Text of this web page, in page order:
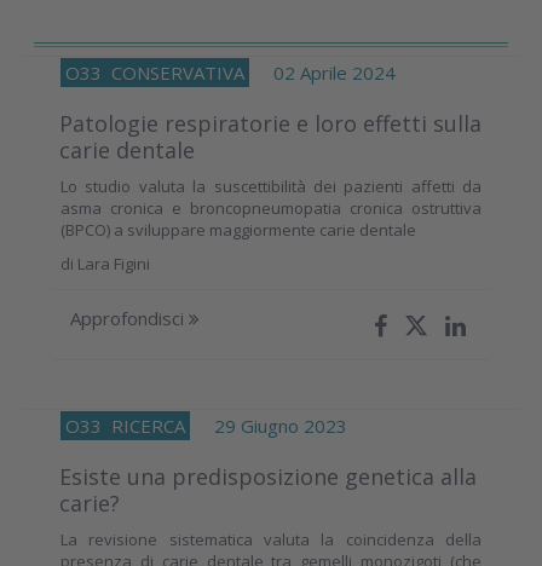
O33 CONSERVATIVA 02 Aprile 2024
Patologie respiratorie e loro effetti sulla
carie dentale
Lo studio valuta la suscettibilità dei pazienti affetti da
asma cronica e broncopneumopatia cronica ostruttiva
(BPCO) a sviluppare maggiormente carie dentale
di Lara Figini
Approfondisci
O33 RICERCA 29 Giugno 2023
Esiste una predisposizione genetica alla
carie?
La revisione sistematica valuta la coincidenza della
presenza di carie dentale tra gemelli monozigoti (che